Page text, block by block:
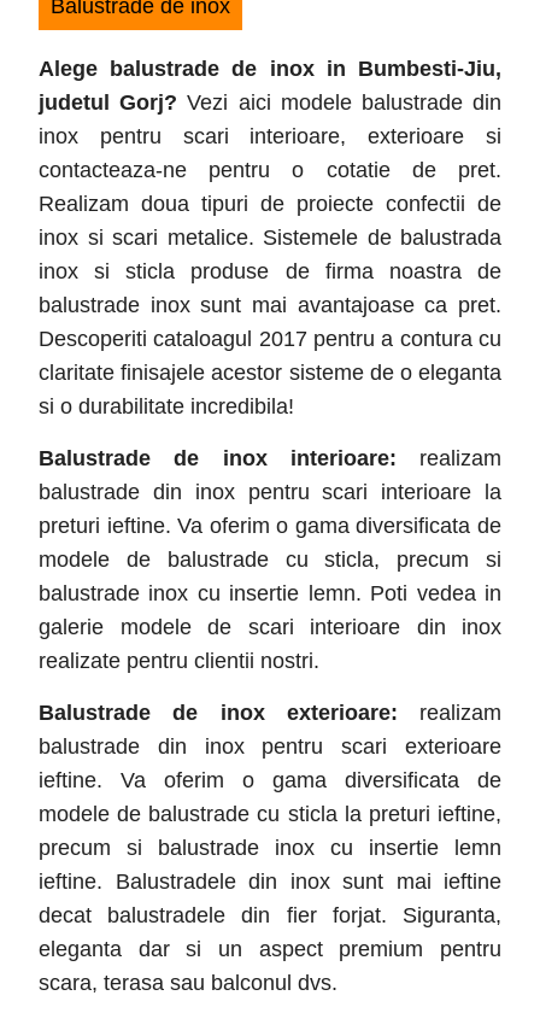
Balustrade de inox
Alege balustrade de inox in Bumbesti-Jiu,
judetulGorj? Vezi aici modele balustrade din
inox pentru scari interioare, exterioare si
contacteaza-ne pentru o cotatie de pret.
Realizam doua tipuri de proiecte confectii de
inox si scari metalice. Sistemele de balustrada
inox si sticla produse de firma noastra de
balustrade inox sunt mai avantajoase ca pret.
Descoperiti cataloagul 2017 pentru a contura cu
claritate finisajele acestor sisteme de o eleganta
si o durabilitate incredibila!
Balustrade de inox interioare: realizam
balustrade din inox pentru scari interioare la
preturi ieftine. Va oferim o gama diversificata de
modele de balustrade cu sticla, precum si
balustrade inox cu insertie lemn. Poti vedea in
galerie modele de scari interioare din inox
realizate pentru clientii nostri.
Balustrade de inox exterioare: realizam
balustrade din inox pentru scari exterioare
ieftine. Va oferim o gama diversificata de
modele de balustrade cu sticla la preturi ieftine,
precum si balustrade inox cu insertie lemn
ieftine. Balustradele din inox sunt mai ieftine
decat balustradele din fier forjat. Siguranta,
eleganta dar si un aspect premium pentru
scara, terasa sau balconul dvs.